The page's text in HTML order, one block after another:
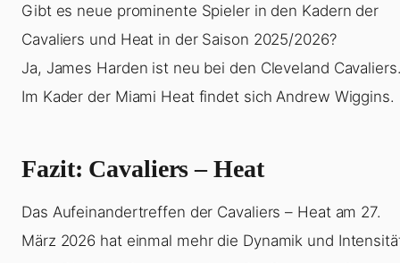
Gibt es neue prominente Spieler in den Kadern der
Cavaliers und Heat in der Saison 2025/2026?
Ja, James Harden ist neu bei den Cleveland
Im Kader der Miami Heat findet sich Andrew Wiggins.
Fazit: Cavaliers – Heat
Das Aufeinandertreffen der Cavaliers – Heat am 27.
März 2026 hat einmal mehr die Dynamik und